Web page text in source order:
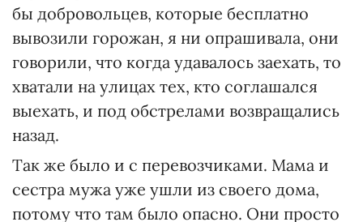
бы добровольцев, которые бесплатно
вывозили горожан, я ни опрашивала, они
говорили, что когда удавалось заехать, то
хватали на улицах тех, кто соглашался
выехать, и под обстрелами возвращались
назад.
Так же было и с перевозчиками. Мама и
сестра мужа уже ушли из своего дома,
потому что там было опасно. Они просто